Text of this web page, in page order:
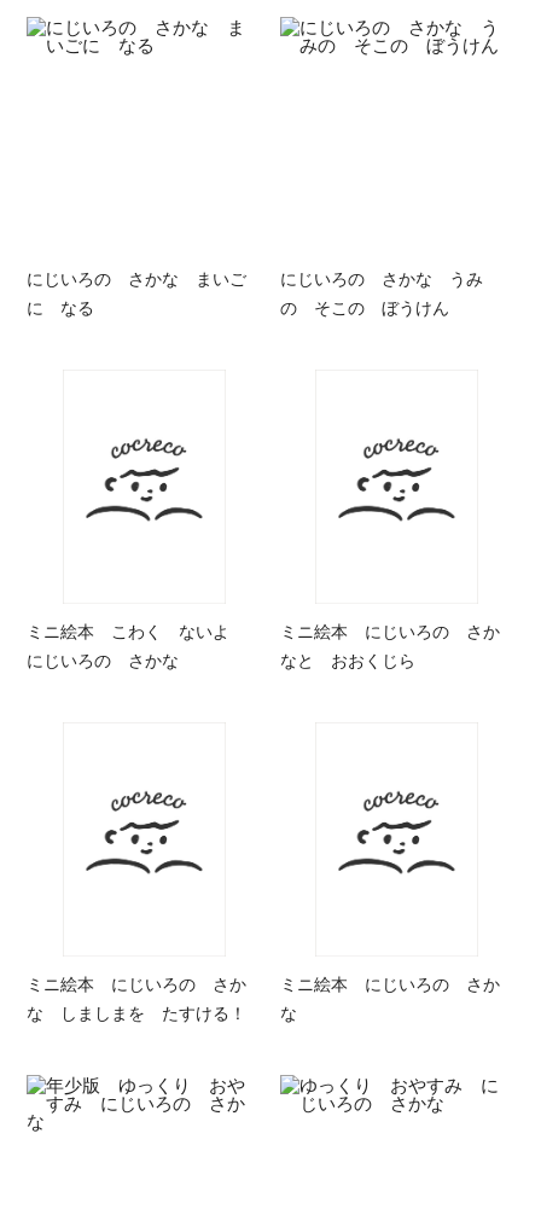
にじいろの さかな まいご
に なる
にじいろの さかな うみ
の そこの ぼうけん
ミニ絵本 こわく ないよ
にじいろの さかな
ミニ絵本 にじいろの さか
なと おおくじら
ミニ絵本 にじいろの さか
な しましまを たすける！
ミニ絵本 にじいろの さか
な